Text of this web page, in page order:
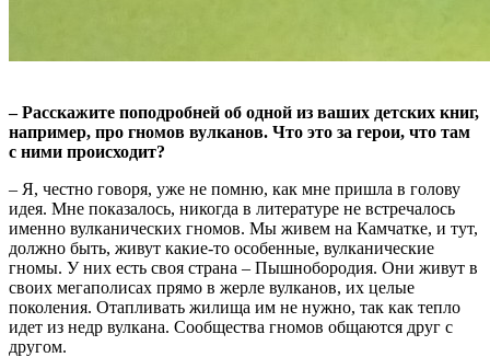
– Расскажите поподробней об одной из ваших детских книг,
например, про гномов вулканов. Что это за герои, что там
с ними происходит?
– Я, честно говоря, уже не помню, как мне пришла в голову
идея. Мне показалось, никогда в литературе не встречалось
именно вулканических гномов. Мы живем на Камчатке, и тут,
должно быть, живут какие-то особенные, вулканические
гномы. У них есть своя страна – Пышнобородия. Они живут в
своих мегаполисах прямо в жерле вулканов, их целые
поколения. Отапливать жилища им не нужно, так как тепло
идет из недр вулкана. Сообщества гномов общаются друг с
другом.